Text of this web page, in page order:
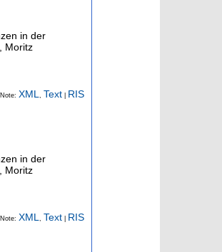
in der
Moritz
XML Text RIS
in der
Moritz
XML, Text RIS